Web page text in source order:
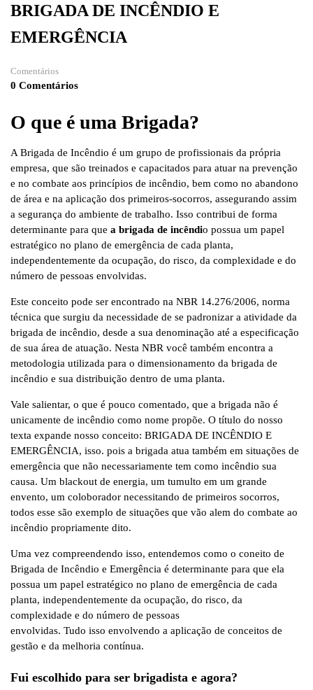
BRIGADA DE INCÊNDIO E
EMERGÊNCIA
Comentários
0 Comentários
O que é uma Brigada?
A Brigada de Incêndio é um grupo de profissionais da própria
empresa, que são treinados e capacitados para atuar na prevenção
e no combate aos princípios de incêndio, bem como no abandono
de área e na aplicação dos primeiros-socorros, assegurando assim
a segurança do ambiente de trabalho. Isso contribui de forma
determinante para que a brigada de incêndio possua um papel
estratégico no plano de emergência de cada planta,
independentemente da ocupação, do risco, da complexidade e do
número de pessoas envolvidas.
Este conceito pode ser encontrado na NBR 14.276/2006, norma
técnica que surgiu da necessidade de se padronizar a atividade da
brigada de incêndio, desde a sua denominação até a especificação
de sua área de atuação. Nesta NBR você também encontra a
metodologia utilizada para o dimensionamento da brigada de
incêndio e sua distribuição dentro de uma planta.
Vale salientar, o que é pouco comentado, que a brigada não é
unicamente de incêndio como nome propõe. O título do nosso
texta expande nosso conceito: BRIGADA DE INCÊNDIO E
EMERGÊNCIA, isso. pois a brigada atua também em situações de
emergência que não necessariamente tem como incêndio sua
causa. Um blackout de energia, um tumulto em um grande
envento, um coloborador necessitando de primeiros socorros,
todos esse são exemplo de situações que vão alem do combate ao
incêndio propriamente dito.
Uma vez compreendendo isso, entendemos como o coneito de
Brigada de Incêndio e Emergência é determinante para que ela
possua um papel estratégico no plano de emergência de cada
planta, independentemente da ocupação, do risco, da
complexidade e do número de pessoas
envolvidas. Tudo isso envolvendo a aplicação de conceitos de
gestão e da melhoria contínua.
Fui escolhido para ser brigadista e agora?